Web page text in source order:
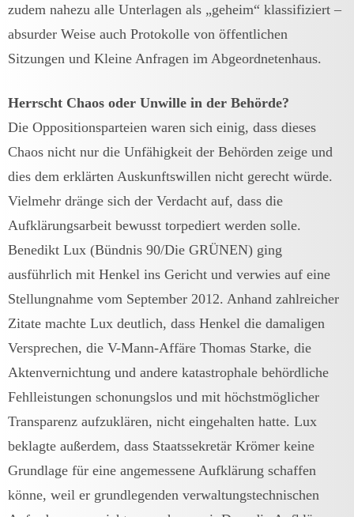
zudem nahezu alle Unterlagen als „geheim“ klassifiziert –
absurder Weise auch Protokolle von öffentlichen
Sitzungen und Kleine Anfragen im Abgeordnetenhaus.
Herrscht Chaos oder Unwille in der Behörde?
Die Oppositionsparteien waren sich einig, dass dieses
Chaos nicht nur die Unfähigkeit der Behörden zeige und
dies dem erklärten Auskunftswillen nicht gerecht würde.
Vielmehr dränge sich der Verdacht auf, dass die
Aufklärungsarbeit bewusst torpediert werden solle.
Benedikt Lux (Bündnis 90/Die GRÜNEN) ging
ausführlich mit Henkel ins Gericht und verwies auf eine
Stellungnahme vom September 2012. Anhand zahlreicher
Zitate machte Lux deutlich, dass Henkel die damaligen
Versprechen, die V-Mann-Affäre Thomas Starke, die
Aktenvernichtung und andere katastrophale behördliche
Fehlleistungen schonungslos und mit höchstmöglicher
Transparenz aufzuklären, nicht eingehalten hatte. Lux
beklagte außerdem, dass Staatssekretär Krömer keine
Grundlage für eine angemessene Aufklärung schaffen
könne, weil er grundlegenden verwaltungstechnischen